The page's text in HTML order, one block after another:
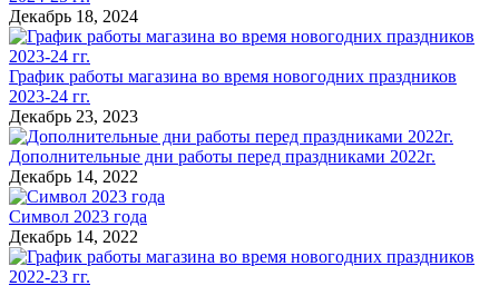
Декабрь 18, 2024
График работы магазина во время новогодних праздников
2023-24 гг.
Декабрь 23, 2023
Дополнительные дни работы перед праздниками 2022г.
Декабрь 14, 2022
Символ 2023 года
Декабрь 14, 2022